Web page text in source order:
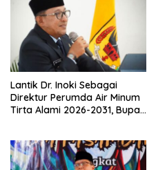
Lantik Dr. Inoki Sebagai
Direktur Perumda Air Minum
Tirta Alami 2026-2031, Bupati
Fakta Integritas Berdasarkan
Visi dan Misi